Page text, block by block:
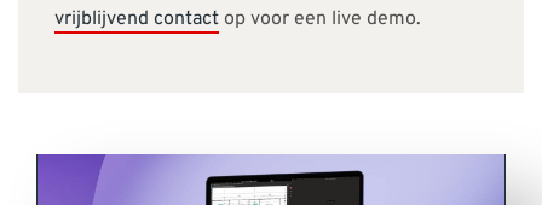
vrijblijvend contact op voor een live demo.